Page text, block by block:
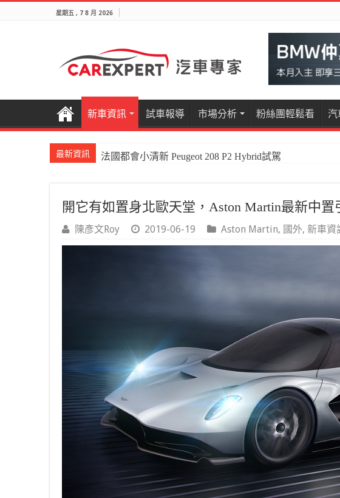
星期五 , 7 8 月 2026
新車資訊 試車報導 市場分析 粉絲團輕鬆看 汽
最新資訊 國產電油休旅新王者Honda CR-V e:HEV Prestige試駕
開它有如置身北歐天堂，Aston Martin最新中
陳彥文Roy 2019-06-19 Aston Martin, 國外, 新車資